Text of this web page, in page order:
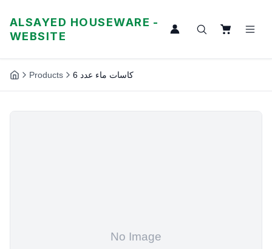
ALSAYED HOUSEWARE -
WEBSITE
Products كاسات ماء عدد 6